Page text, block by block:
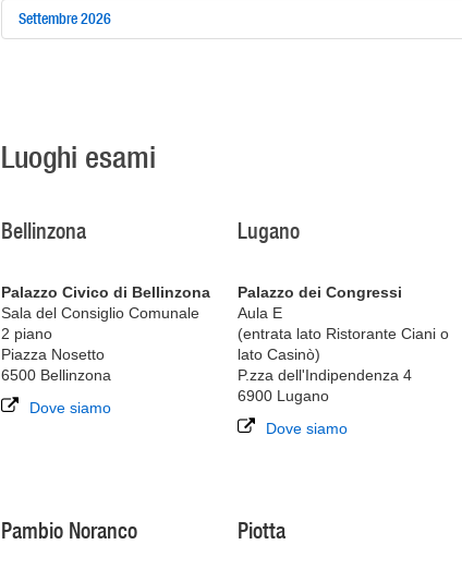
Settembre 2026
Luoghi esami
Bellinzona
Palazzo Civico di Bellinzona
Sala del Consiglio Comunale
2 piano
Piazza Nosetto
6500 Bellinzona
Dove siamo
Lugano
Palazzo dei Congressi
Aula E
(entrata lato Ristorante Ciani o
lato Casinò)
P.zza dell'Indipendenza 4
6900 Lugano
Dove siamo
Pambio Noranco Piotta